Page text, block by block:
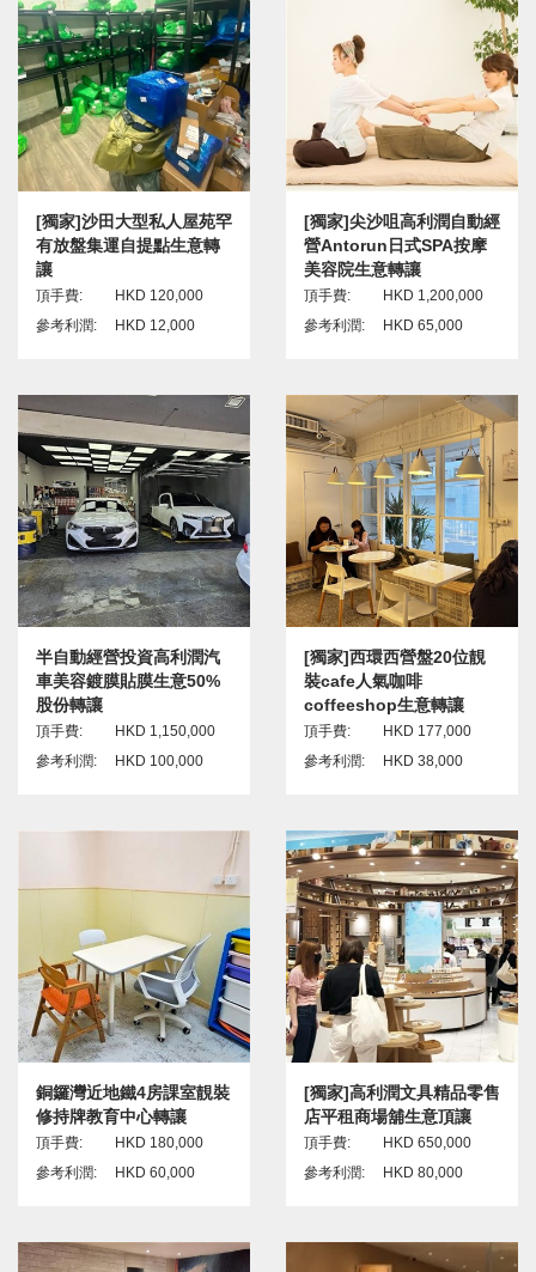
[獨家]沙田大型私人屋苑罕
有放盤集運自提點生意轉
讓
頂手費:
HKD 120,000
參考利潤:
HKD 12,000
[獨家]尖沙咀高利潤自動經
營Antorun日式SPA按摩
美容院生意轉讓
頂手費:
HKD 1,200,000
參考利潤:
HKD 65,000
半自動經營投資高利潤汽
車美容鍍膜貼膜生意50%
股份轉讓
頂手費:
HKD 1,150,000
參考利潤:
HKD 100,000
[獨家]西環西營盤20位靚
裝cafe人氣咖啡
coffeeshop生意轉讓
頂手費:
HKD 177,000
參考利潤:
HKD 38,000
銅鑼灣近地鐵4房課室靚裝
修持牌教育中心轉讓
頂手費:
HKD 180,000
參考利潤:
HKD 60,000
[獨家]高利潤文具精品零售
店平租商場舖生意頂讓
頂手費:
HKD 650,000
參考利潤:
HKD 80,000